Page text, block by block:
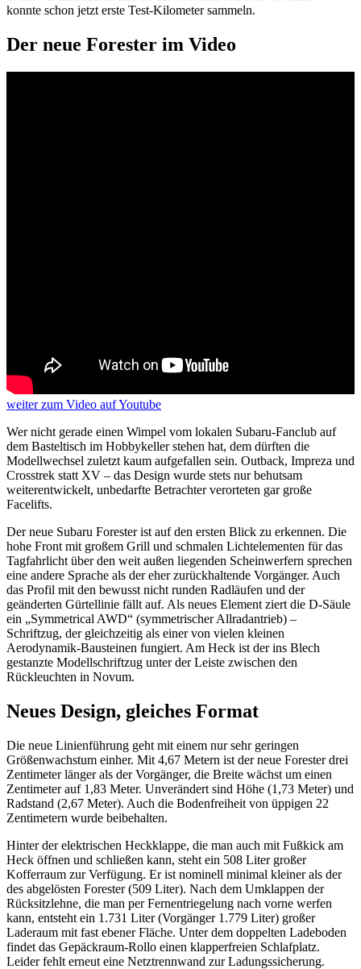
konnte schon jetzt erste Test-Kilometer sammeln.
Der neue Forester im Video
weiterzum Video auf Youtube
Wer nicht gerade einen Wimpel vom lokalen Subaru-Fanclub auf
dem Basteltisch im Hobbykeller stehen hat, dem dürften die
Modellwechsel zuletzt kaum aufgefallen sein. Outback, Impreza und
Crosstrek statt XV – das Design wurde stets nur behutsam
weiterentwickelt, unbedarfte Betrachter verorteten gar große
Facelifts.
Der neue Subaru Forester ist auf den ersten Blick zu erkennen. Die
hohe Front mit großem Grill und schmalen Lichtelementen für das
Tagfahrlicht über den weit außen liegenden Scheinwerfern sprechen
eine andere Sprache als der eher zurückhaltende Vorgänger. Auch
das Profil mit den bewusst nicht runden Radläufen und der
geänderten Gürtellinie fällt auf. Als neues Element ziert die D-Säule
ein „Symmetrical AWD“ (symmetrischer Allradantrieb) –
Schriftzug, der gleichzeitig als einer von vielen kleinen
Aerodynamik-Bausteinen fungiert. Am Heck ist der ins Blech
gestanzte Modellschriftzug unter der Leiste zwischen den
Rückleuchten in Novum.
Neues Design, gleiches Format
Die neue Linienführung geht mit einem nur sehr geringen
Größenwachstum einher. Mit 4,67 Metern ist der neue Forester drei
Zentimeter länger als der Vorgänger, die Breite wächst um einen
Zentimeter auf 1,83 Meter. Unverändert sind Höhe (1,73 Meter) und
Radstand (2,67 Meter). Auch die Bodenfreiheit von üppigen 22
Zentimetern wurde beibehalten.
Hinter der elektrischen Heckklappe, die man auch mit Fußkick am
Heck öffnen und schließen kann, steht ein 508 Liter großer
Kofferraum zur Verfügung. Er ist nominell minimal kleiner als der
des abgelösten Forester (509 Liter). Nach dem Umklappen der
Rücksitzlehne, die man per Fernentriegelung nach vorne werfen
kann, entsteht ein 1.731 Liter (Vorgänger 1.779 Liter) großer
Laderaum mit fast ebener Fläche. Unter dem doppelten Ladeboden
findet das Gepäckraum-Rollo einen klapperfreien Schlafplatz.
Leider fehlt erneut eine Netztrennwand zur Ladungssicherung.